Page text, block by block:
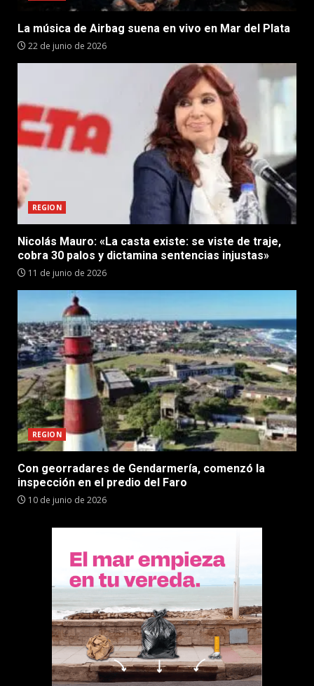
La música de Airbag suena en vivo en Mar del Plata
22 de junio de 2026
REGION
Nicolás Mauro: «La casta existe: se viste de traje,
cobra 30 palos y dictamina sentencias injustas»
11 de junio de 2026
REGION
Con georradares de Gendarmería, comenzó la
inspección en el predio del Faro
10 de junio de 2026